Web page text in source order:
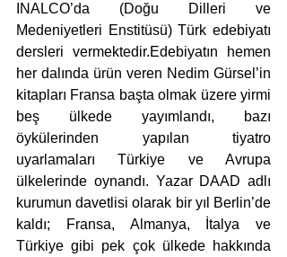
INALCO’da (Doğu Dilleri ve
Medeniyetleri Enstitüsü) Türk edebiyatı
dersleri vermektedir.Edebiyatın hemen
her dalında ürün veren Nedim Gürsel’in
kitapları Fransa başta olmak üzere yirmi
beş ülkede yayımlandı, bazı
öykülerinden yapılan tiyatro
uyarlamaları Türkiye ve Avrupa
ülkelerinde oynandı. Yazar DAAD adlı
kurumun davetlisi olarak bir yıl Berlin’de
kaldı; Fransa, Almanya, İtalya ve
Türkiye gibi pek çok ülkede hakkında